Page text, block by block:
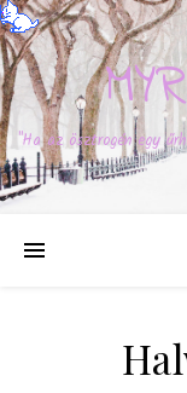
"Ha az ösztrogén egy